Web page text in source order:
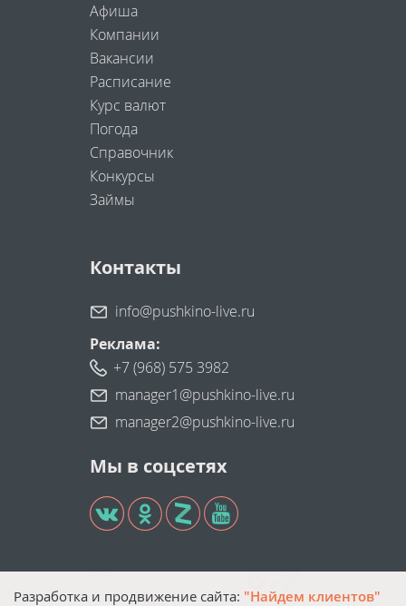
Афиша
Компании
Вакансии
Расписание
Курс валют
Погода
Справочник
Конкурсы
Займы
Контакты
info@pushkino-live.ru
Реклама:
+7 (968) 575 3982
manager1@pushkino-live.ru
manager2@pushkino-live.ru
Мы в соцсетях
Разработка и продвижение сайта: "Найдем клиентов"